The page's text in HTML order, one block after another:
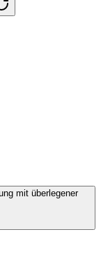
mit überlegener